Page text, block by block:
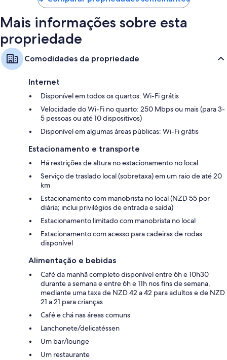
Mais informações sobre esta
propriedade
Comodidades da propriedade
Internet
Disponível em todos os quartos: Wi-Fi grátis
Velocidade do Wi-Fi no quarto: 250 Mbps ou mais (para 3-
5 pessoas ou até 10 dispositivos)
Disponível em algumas áreas públicas: Wi-Fi grátis
Estacionamento e transporte
Há restrições de altura no estacionamento no local
Serviço de traslado local (sobretaxa) em um raio de até 20
km
Estacionamento com manobrista no local (NZD 55 por
diária; inclui privilégios de entrada e saída)
Estacionamento limitado com manobrista no local
Estacionamento com acesso para cadeiras de rodas
disponível
Alimentação e bebidas
Café da manhã completo disponível entre 6h e 10h30
durante a semana e entre 6h e 11h nos fins de semana,
mediante uma taxa de NZD 42 a 42 para adultos e de NZD
21 a 21 para crianças
Café e chá nas áreas comuns
Lanchonete/delicatéssen
Um bar/lounge
Um restaurante